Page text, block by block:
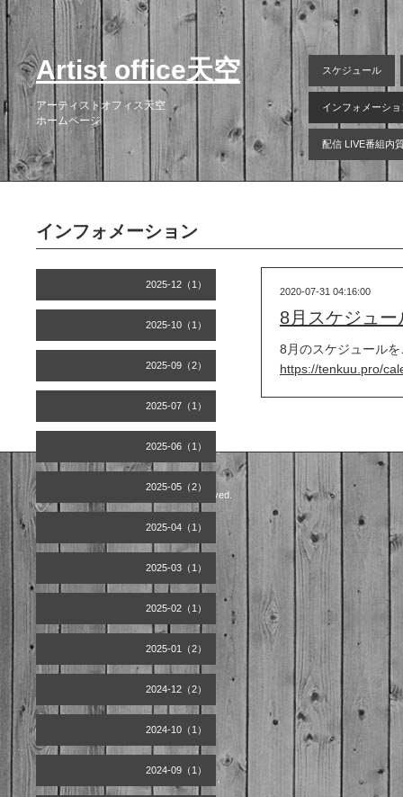
Artist office天空
アーティストオフィス天空
ホームページ
スケジュール
インフォメーショ
配信 LIVE番組内
2025-12（1）
2025-10（1）
2025-09（2）
2025-07（1）
2025-06（1）
2025-05（2）
2025-04（1）
2025-03（1）
2025-02（1）
2025-01（2）
2024-12（2）
2024-10（1）
2024-09（1）
インフォメーション
2020-07-31 04:16:00
8月スケジュ
8月のスケジュール
https://tenkuu.pro/
. All Rights Reserved.